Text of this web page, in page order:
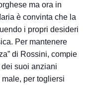
ma ora in
è convinta che la
i propri desideri
Per mantenere
di Rossini, compie
suoi anziani
per togliersi